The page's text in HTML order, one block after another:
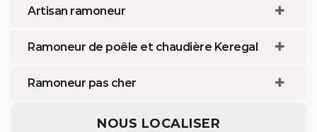
Artisan ramoneur
Ramoneur de poêle et chaudière Keregal
Ramoneur pas cher
NOUS LOCALISER